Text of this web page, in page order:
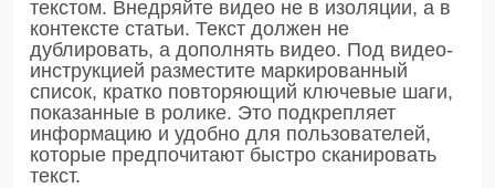
текстом. Внедряйте видео не в изоляции, а в
контексте статьи. Текст должен не
дублировать, а дополнять видео. Под видео-
инструкцией разместите маркированный
список, кратко повторяющий ключевые шаги,
показанные в ролике. Это подкрепляет
информацию и удобно для пользователей,
которые предпочитают быстро сканировать
текст.